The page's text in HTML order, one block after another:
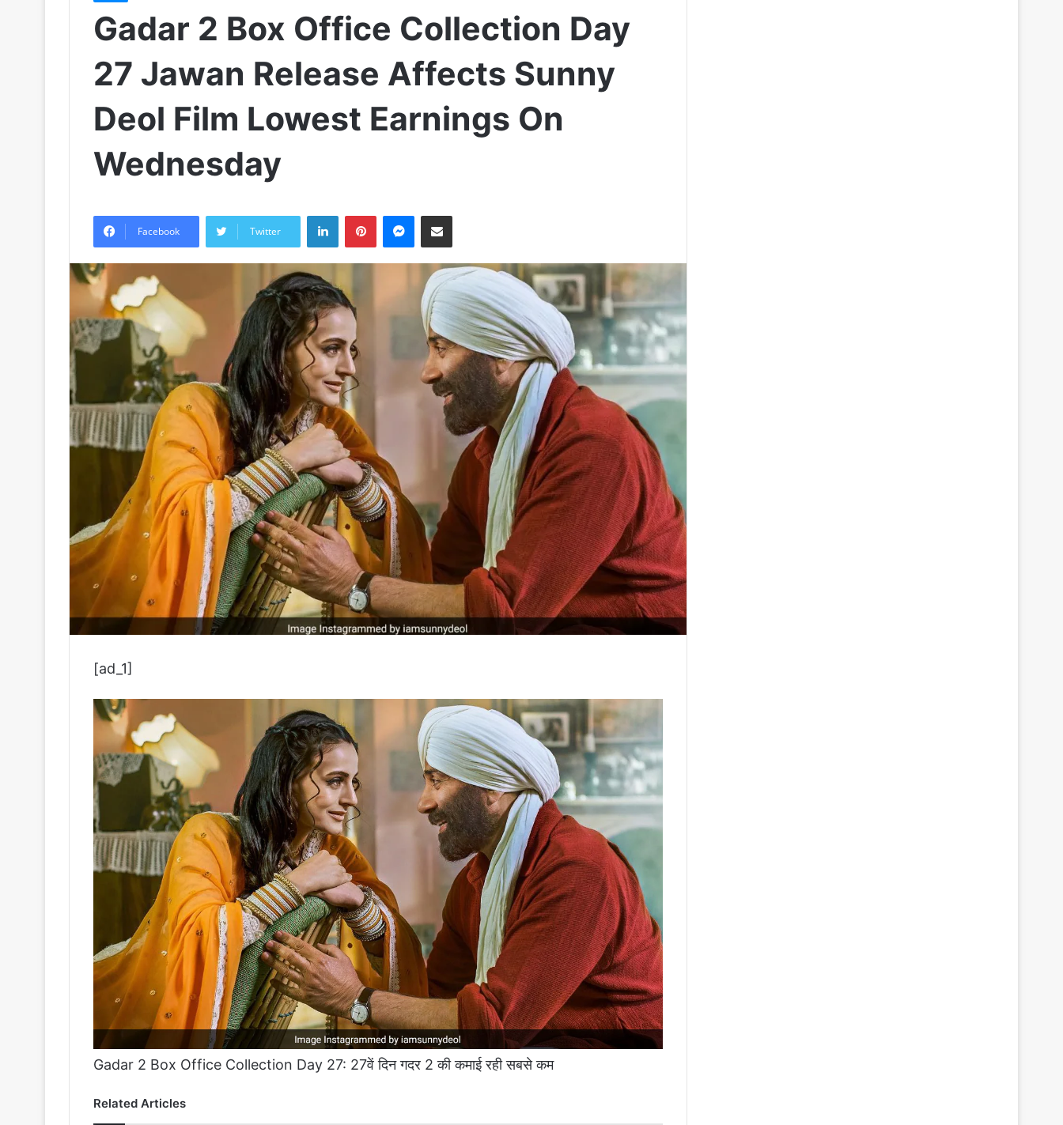
Gadar 2 Box Office Collection Day
27 Jawan Release Affects Sunny
Deol Film Lowest Earnings On
Wednesday
Facebook Twitter
[ad_1]
Gadar 2 Box Office Collection Day 27: 27वें दिन गदर 2 की कमाई रही सबसे कम
Related Articles